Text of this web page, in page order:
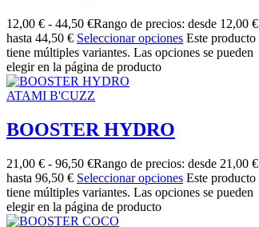
12,00 € - 44,50 €Rango de precios: desde 12,00 €
hasta 44,50 € Seleccionar opciones Este producto
tiene múltiples variantes. Las opciones se pueden
elegir en la página de producto
ATAMI B'CUZZ
BOOSTER HYDRO
21,00 € - 96,50 €Rango de precios: desde 21,00 €
hasta 96,50 € Seleccionar opciones Este producto
tiene múltiples variantes. Las opciones se pueden
elegir en la página de producto